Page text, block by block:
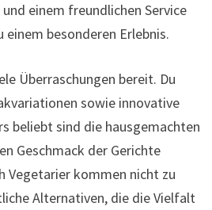
einem freundlichen Service
einem besonderen Erlebnis.
Überraschungen bereit. Du
sowie innovative
beliebt sind die hausgemachten
Geschmack der Gerichte
Vegetarier kommen nicht zu
Alternativen, die die Vielfalt